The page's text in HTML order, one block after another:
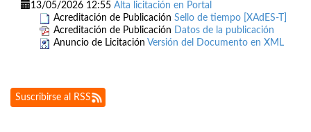
13/05/2026 12:55 Alta licitación en Portal
Acreditación de Publicación Sello de tiempo [XAdES-T]
Acreditación de Publicación Datos de la publicación
Anuncio de Licitación Versión del Documento en XML
Suscribirse al RSS